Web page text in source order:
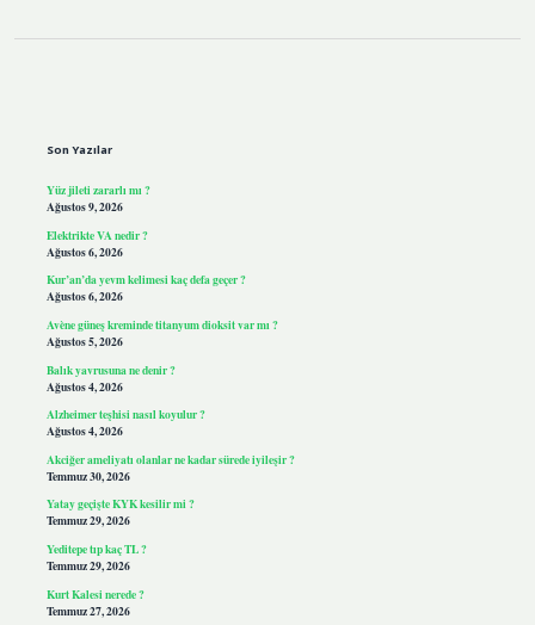
Son Yazılar
Yüz jileti zararlı mı ?
Ağustos 9, 2026
Elektrikte VA nedir ?
Ağustos 6, 2026
Kur’an’da yevm kelimesi kaç defa geçer ?
Ağustos 6, 2026
Avène güneş kreminde titanyum dioksit var mı ?
Ağustos 5, 2026
Balık yavrusuna ne denir ?
Ağustos 4, 2026
Alzheimer teşhisi nasıl koyulur ?
Ağustos 4, 2026
Akciğer ameliyatı olanlar ne kadar sürede iyileşir ?
Temmuz 30, 2026
Yatay geçişte KYK kesilir mi ?
Temmuz 29, 2026
Yeditepe tıp kaç TL ?
Temmuz 29, 2026
Kurt Kalesi nerede ?
Temmuz 27, 2026